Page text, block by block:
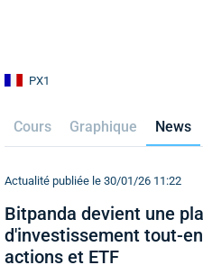
PX1
Cours Graphique News
Actualité publiée le 30/01/26 11:22
Bitpanda devient une
d'investissement tout-
actions et ETF